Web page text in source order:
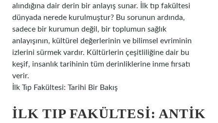
alındığına dair derin bir anlayış sunar. İlk tıp fakültesi
dünyada nerede kurulmuştur? Bu sorunun ardında,
sadece bir kurumun değil, bir toplumun sağlık
anlayışının, kültürel değerlerinin ve bilimsel evriminin
izlerini sürmek vardır. Kültürlerin çeşitliliğine dair bu
keşif, insanlık tarihinin tüm derinliklerine inme fırsatı
verir.
İlk Tıp Fakültesi: Tarihi Bir Bakış
İLK TIP FAKÜLTESI: ANTIK